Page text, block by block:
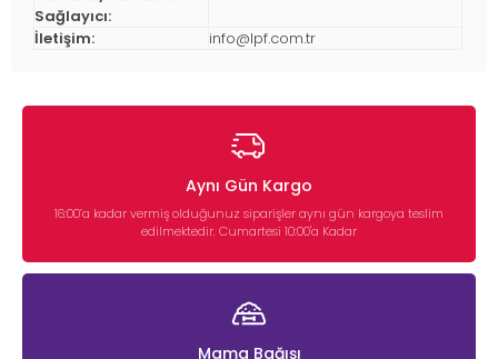
Sağlayıcı:
İletişim:
info@lpf.com.tr
Aynı Gün Kargo
16:00’a kadar vermiş olduğunuz siparişler aynı gün kargoya teslim
edilmektedir. Cumartesi 10:00'a Kadar
Mama Bağışı